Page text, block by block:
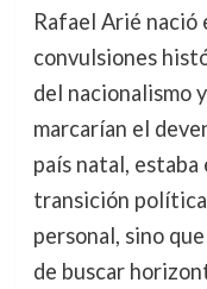
Rafael Arié nació
convulsiones
del nacionalismo
marcarían el
país natal, estaba
transición
personal, sino
de buscar